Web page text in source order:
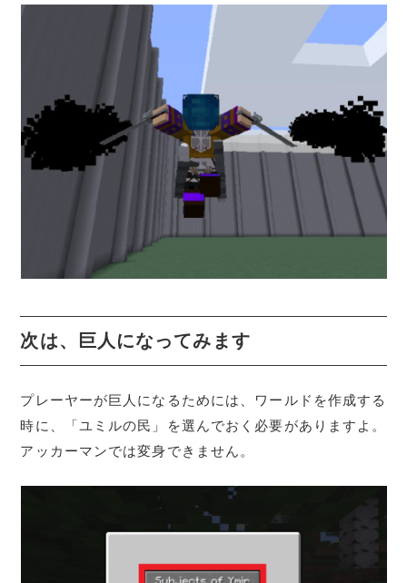
次は、巨人になってみます
プレーヤーが巨人になるためには、ワールドを作成する
時に、「ユミルの民」を選んでおく必要がありますよ。
アッカーマンでは変身できません。